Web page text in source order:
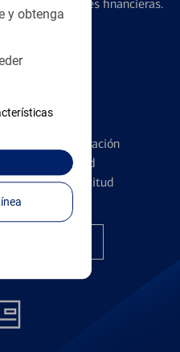
y obtenga
entrar en la Banca en Línea
sus necesidades financieras.
Crédito
de la administración
y la identidad
una solicitud